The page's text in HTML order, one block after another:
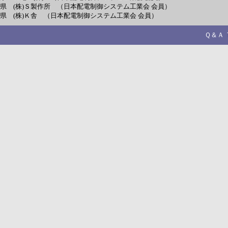
(株)Ｓ製作所 （日本配電制御システム工業会 会員）
(株)Ｋ舎 （日本配電制御システム工業会 会員）
Ｑ＆